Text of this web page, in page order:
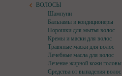
ВОЛОСЫ
Шампуни
Бальзамы и кондиционеры
Порошки для мытья волос
Кремы и маски для волос
Травяные маски для волос
Лечебные масла для волос
Лечение жирной кожи головы
Средства от выпадения волос